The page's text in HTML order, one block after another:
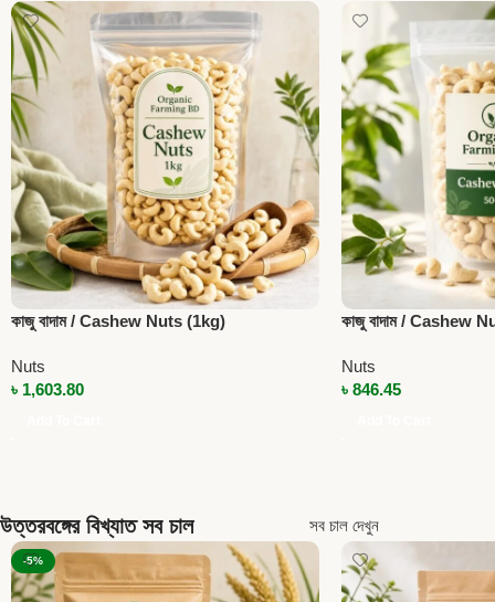
কাজু বাদাম / Cashew Nuts (1kg)
Nuts
৳ 1,603.80
কাজু বাদাম / Cashew
Nuts
৳ 846.45
উত্তরবঙ্গের বিখ্যাত সব চাল সব চাল দেখুন
-5%